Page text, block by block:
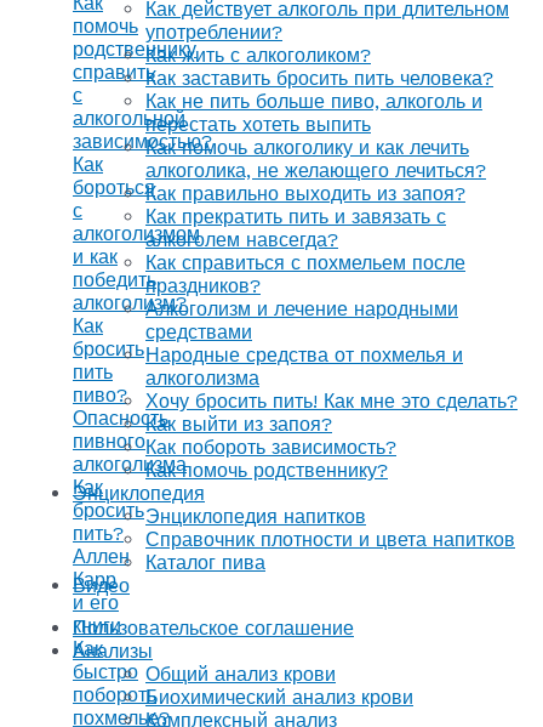
помочь
родственнику
справить
с
алкогольной
зависимостью?
Как
бороться
с
алкоголизмом
и как
победить
алкоголизм?
Как
бросить
пить
пиво?
Опасность
пивного
алкоголизма
Как
бросить
пить?
Аллен
Карр
и его
книги
Как
быстро
побороть
похмелье?
Как действует алкоголь при длительном
употреблении?
Как жить с алкоголиком?
Как заставить бросить пить человека?
Как не пить больше пиво, алкоголь и
перестать хотеть выпить
Как помочь алкоголику и как лечить
алкоголика, не желающего лечиться?
Как правильно выходить из запоя?
Как прекратить пить и завязать с
алкоголем навсегда?
Как справиться с похмельем после
праздников?
Алкоголизм и лечение народными
средствами
Народные средства от похмелья и
алкоголизма
Хочу бросить пить! Как мне это сделать?
Как выйти из запоя?
Как побороть зависимость?
Как помочь родственнику?
Энциклопедия
Энциклопедия напитков
Справочник плотности и цвета напитков
Каталог пива
Видео
Пользовательское соглашение
Анализы
Общий анализ крови
Биохимический анализ крови
Комплексный анализ